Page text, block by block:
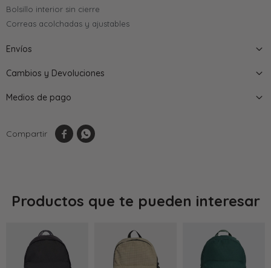
Bolsillo interior sin cierre
Correas acolchadas y ajustables
Envíos
Cambios y Devoluciones
Medios de pago
 
Productos que te pueden interesar